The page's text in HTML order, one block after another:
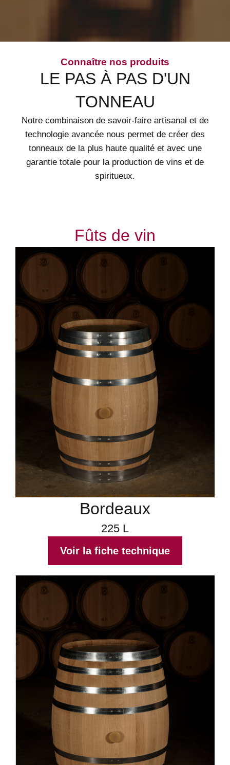
Connaître nos produits
LE PAS À PAS D'UN
TONNEAU
Notre combinaison de savoir-faire artisanal et de
technologie avancée nous permet de créer des
tonneaux de la plus haute qualité et avec une
garantie totale pour la production de vins et de
spiritueux.
Fûts de vin
Bordeaux
225 L
Voir la fiche technique